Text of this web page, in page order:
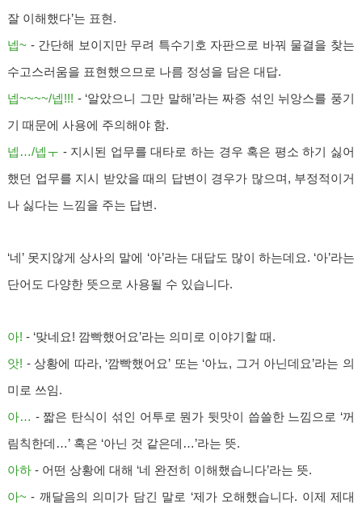
잘 이해했다’는 표현.
넵~ - 간단해 보이지만 무려 특수기호 자판으로 바꿔 물결을 찾는
수고스러움을 표현했으므로 나름 정성을 담은 대답.
넵~~~~/넵!!! - ‘알았으니 그만 말해’라는 짜증 섞인 뉘앙스를 풍기
기 때문에 사용에 주의해야 함.
넵…/넵ㅜ - 지시된 업무를 대타로 하는 경우 혹은 평소 하기 싫어
했던 업무를 지시 받았을 때의 답변이 경우가 많으며, 부정적이거
나 싫다는 느낌을 주는 답변.
‘네’ 못지않게 상사의 말에 ‘아’라는 대답도 많이 하는데요. ‘아’라는
단어도 다양한 뜻으로 사용될 수 있습니다.
아! - ‘맞네요! 깜빡했어요’라는 의미로 이야기할 때.
앗! - 상황에 따라, ‘깜빡했어요’ 또는 ‘아뇨, 그거 아닌데요’라는 의
미로 쓰임.
아… - 짧은 탄식이 섞인 어투로 뭔가 뒷맛이 씁쓸한 느낌으로 ‘꺼
림칙한데…’ 혹은 ‘아닌 것 같은데…’라는 뜻.
아하 - 어떤 상황에 대해 ‘네 완전히 이해했습니다’라는 뜻.
아~ - 깨달음의 의미가 담긴 말로 ‘제가 오해했습니다. 이제 제대